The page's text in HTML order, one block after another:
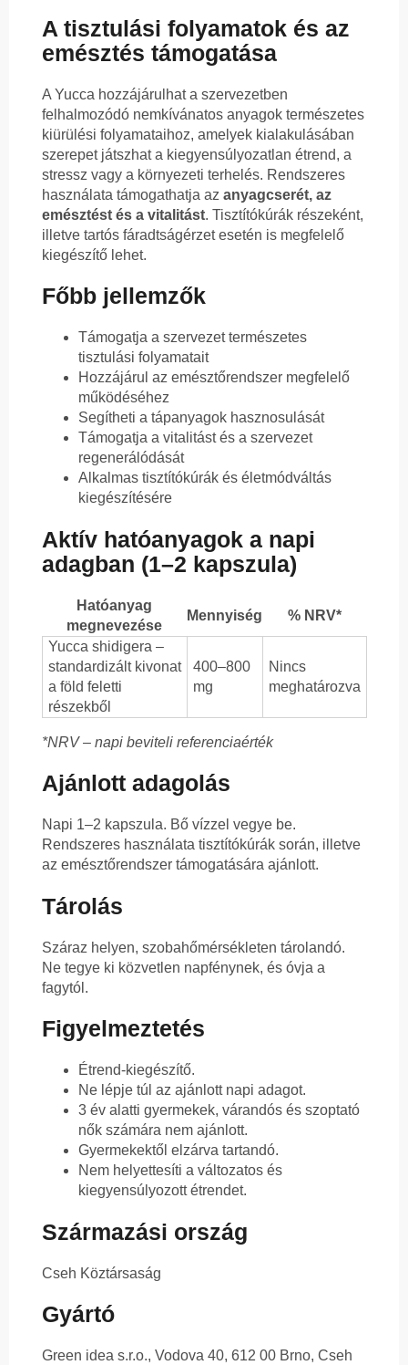
A tisztulási folyamatok és az
emésztés támogatása
A Yucca hozzájárulhat a szervezetben
felhalmozódó nemkívánatos anyagok természetes
kiürülési folyamataihoz, amelyek kialakulásában
szerepet játszhat a kiegyensúlyozatlan étrend, a
stressz vagy a környezeti terhelés. Rendszeres
használata támogathatja az anyagcserét, az
emésztést és a vitalitást. Tisztítókúrák részeként,
illetve tartós fáradtságérzet esetén is megfelelő
kiegészítő lehet.
Főbb jellemzők
Támogatja a szervezet természetes
tisztulási folyamatait
Hozzájárul az emésztőrendszer megfelelő
működéséhez
Segítheti a tápanyagok hasznosulását
Támogatja a vitalitást és a szervezet
regenerálódását
Alkalmas tisztítókúrák és életmódváltás
kiegészítésére
Aktív hatóanyagok a napi
adagban (1–2 kapszula)
Hatóanyag
megnevezése
Mennyiség
% NRV*
Yucca shidigera –
standardizált kivonat
a föld feletti
részekből
400–800
mg
Nincs
meghatározva
*NRV – napi beviteli referenciaérték
Ajánlott adagolás
Napi 1–2 kapszula. Bő vízzel vegye be.
Rendszeres használata tisztítókúrák során, illetve
az emésztőrendszer támogatására ajánlott.
Tárolás
Száraz helyen, szobahőmérsékleten tárolandó.
Ne tegye ki közvetlen napfénynek, és óvja a
fagytól.
Figyelmeztetés
Étrend-kiegészítő.
Ne lépje túl az ajánlott napi adagot.
3 év alatti gyermekek, várandós és szoptató
nők számára nem ajánlott.
Gyermekektől elzárva tartandó.
Nem helyettesíti a változatos és
kiegyensúlyozott étrendet.
Származási ország
Cseh Köztársaság
Gyártó
Green idea s.r.o., Vodova 40, 612 00 Brno, Cseh